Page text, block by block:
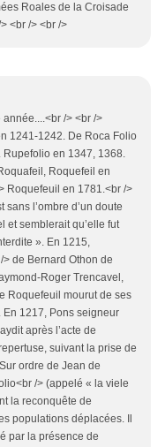
Roales de la Croisade
<br /> <br />
/> <br />
1241-1242. De Roca Folio
en 1347, 1368.
Roquefeil en
Roquefeuil en 1781.<br />
l’ombre d’un doute
et semblerait qu’elle fut
». En 1215,
de Bernard Othon de
Roger Trencavel,
Roquefeuil mourut de ses
1217, Pons seigneur
après l’acte de
suivant la prise de
ordre de Jean de
/> (appelé « la viele
la reconquête de
populations déplacées. Il
par la présence de